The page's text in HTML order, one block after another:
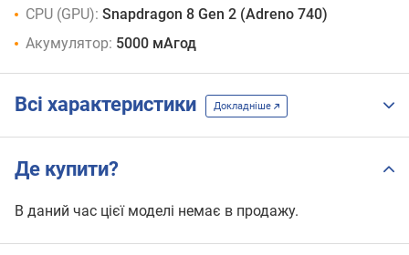
CPU (GPU): Snapdragon 8 Gen 2 (Adreno 740)
Акумулятор: 5000 мАгод
Всі характеристики Докладніше
Де купити?
В даний час цієї моделі немає в продажу.